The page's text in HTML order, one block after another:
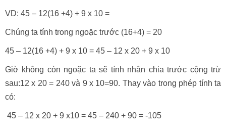
VD: 45 – 12(16 +4) + 9 x 10 =
Chúng ta tính trong ngoặc trước (16+4) = 20
45 – 12(16 +4) + 9 x 10 = 45 – 12 x 20 + 9 x 10
Giờ không còn ngoặc ta sẽ tính nhân chia trước cộng trừ
sau:12 x 20 = 240 và 9 x 10=90. Thay vào trong phép tính ta
có:
45 – 12 x 20 + 9 x10 = 45 – 240 + 90 = -105